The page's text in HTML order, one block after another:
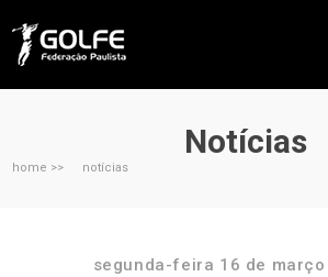
Notícias
home >> notícias
segunda-feira 16 de março